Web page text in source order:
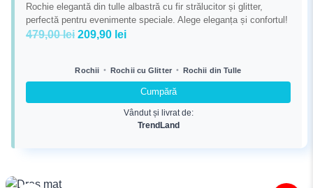
Rochie elegantă din tulle albastră cu fir strălucitor și glitter,
perfectă pentru evenimente speciale. Alege eleganța și confortul!
479,00lei Prețul
a
fost:
479,00 lei.
209,90 leiPrețul
este:
209,90 lei.
Rochii • Rochii cu Glitter • Rochii din Tulle
Cumpără
Vândut și livrat de:
TrendLand